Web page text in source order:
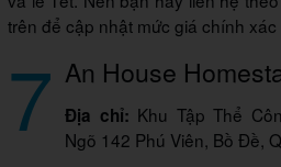
trên để cập nhật mức giá chính
7 An House
Địa chỉ: Khu Tập Thể
Ngõ 142 Phú Viên, Bồ Đề,